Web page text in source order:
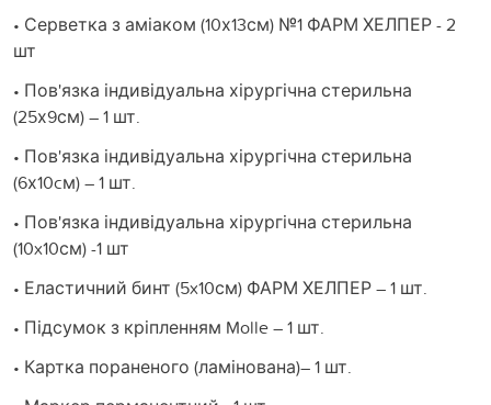
• Серветка з аміаком (10х13см) №1 ФАРМ ХЕЛПЕР - 2
шт
• Пов'язка індивідуальна хірургічна стерильна
(25х9см) – 1 шт.
• Пов'язка індивідуальна хірургічна стерильна
(6х10cм) – 1 шт.
• Пов'язка індивідуальна хірургічна стерильна
(10x10см) -1 шт
• Еластичний бинт (5x10см) ФАРМ ХЕЛПЕР – 1 шт.
• Підсумок з кріпленням Molle – 1 шт.
• Картка пораненого (ламінована)– 1 шт.